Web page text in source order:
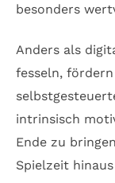
besonders
Anders als
fesseln,
intrinsisch
Ende zu
Spielzeit